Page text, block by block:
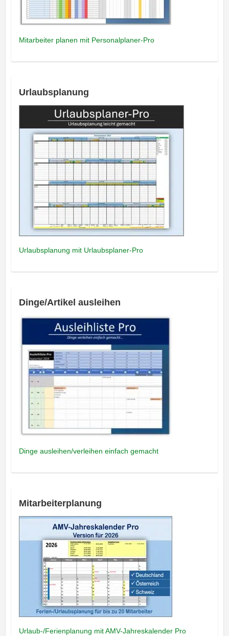
Mitarbeiter planen mit Personalplaner-Pro
Urlaubsplanung
Urlaubsplanung mit Urlaubsplaner-Pro
Dinge/Artikel ausleihen
Dinge ausleihen/verleihen einfach gemacht
Mitarbeiterplanung
Urlaub-/Ferienplanung mit AMV-Jahreskalender Pro